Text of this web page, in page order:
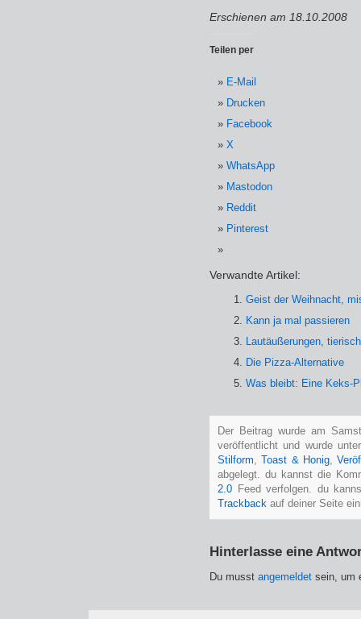
Erschienen am 18.10.2008
Teilen per
E-Mail
Drucken
Facebook
X
WhatsApp
Mastodon
Reddit
Pinterest
Verwandte Artikel:
Geist der Weihnacht,
Kann ja mal passieren
Lautäußerungen,
Die Pizza-Alternative
Was bleibt: Eine Keks-
Der Beitrag wurde am
veröffentlicht und wurde
Stilform ,Toast & Honig,
abgelegt. du kannst die
2.0 Feed verfolgen. du
Trackback auf deiner Seite
Hinterlasse eine
Du musst angemeldet sein, um